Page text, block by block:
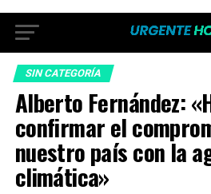
SIN CATEGORÍA
Alberto Fernández:
confirmar el
nuestro país con la
climática»